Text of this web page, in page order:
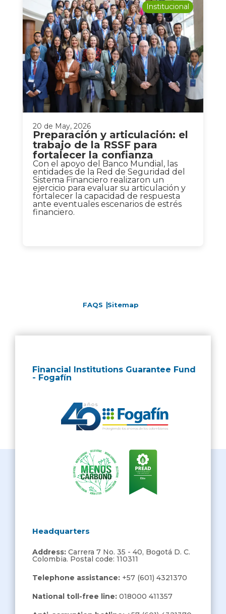
Institucional
20 de May, 2026
Preparación y articulación: el
trabajo de la RSSF para
fortalecer la confianza
Con el apoyo del Banco Mundial, las
entidades de la Red de Seguridad del
Sistema Financiero realizaron un
ejercicio para evaluar su articulación y
fortalecer la capacidad de respuesta
ante eventuales escenarios de estrés
financiero.
FAQS Sitemap
Financial Institutions Guarantee Fund
- Fogafín
Headquarters
Address:Carrera 7 No. 35 - 40, Bogotá D. C.
Colombia. Postal code: 110311
Telephone assistance: +57 (601) 4321370
National toll-free line: 018000 411357